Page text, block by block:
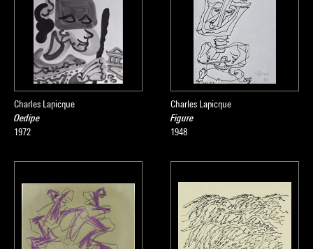
Charles Lapicque
Oedipe
1972
Charles Lapicque
Figure
1948